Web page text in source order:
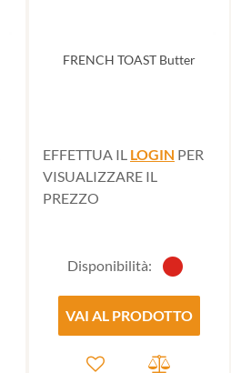
FRENCH TOAST Butter
EFFETTUA IL LOGIN PER
VISUALIZZARE IL
PREZZO
Disponibilità:
VAI AL PRODOTTO